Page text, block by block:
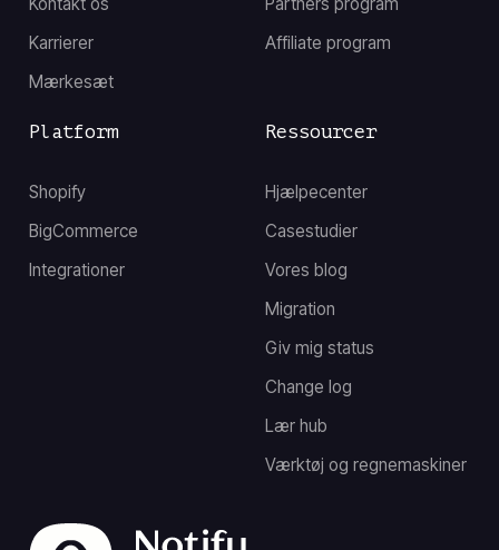
Karrierer
Mærkesæt
Ressourcer
Hjælpecenter
Casestudier
Vores blog
Migration
Giv mig status
Change log
Lær hub
Værktøj og regnemaskiner
Affiliate program
Platform
Shopify
BigCommerce
Integrationer